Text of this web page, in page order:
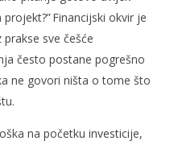
Financijski okvir je
sve češće
često postane pogrešno
ne govori ništa o tome što
na početku investicije,